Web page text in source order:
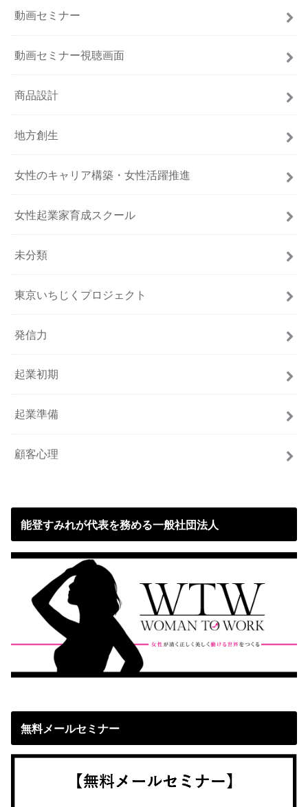
動画セミナー
動画セミナー視聴画面
商品設計
地方創生
女性のキャリア構築・女性活躍推進
女性起業家育成スクール
未分類
東京いちじくプロジェクト
発信力
起業初期
起業準備
顧客心理
能登すみれが代表を務める一般社団法人
無料メールセミナー